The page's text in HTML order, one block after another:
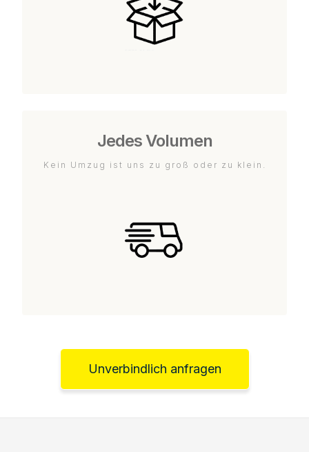
Jedes Volumen
Kein Umzug ist uns zu groß oder zu klein.
Unverbindlich anfragen